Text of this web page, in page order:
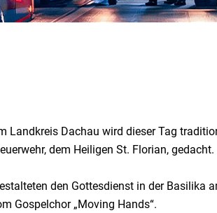
Landkreis Dachau wird dieser Tag
dem Heiligen St. Florian, gedacht.
den Gottesdienst in der Basilika
Gospelchor „Moving Hands“.